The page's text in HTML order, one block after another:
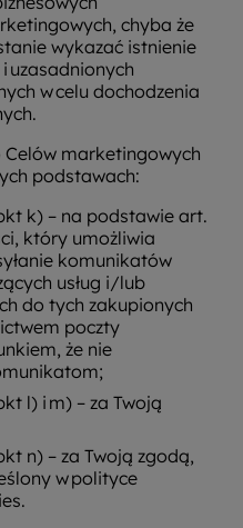
chyba że
wykazać istnienie
uzasadnionych
w celu dochodzenia
marketingowych
podstawach:
k) – na podstawie art.
który umożliwia
komunikatów
usług i/lub
do tych zakupionych
poczty
że nie
l) i m) – za Twoją
n) – za Twoją zgodą,
w polityce